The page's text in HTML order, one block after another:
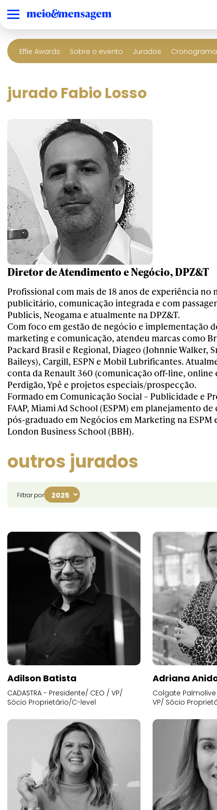
Effie Awards Sobre o evento Jurados
jurado Fabio Losso
Diretor de Atendimento e Negócio, DPZ&T
Profissional com mais de 18 anos de experiência no
publicitário, comunicação integrada e com
Publicis, Neogama e atualmente na DPZ&T.
Com foco em gestão de negócio e implementação
marketing e comunicação, atendeu marcas como
Packard Brasil e Regional, Diageo (Johnnie Walker,
Baileys), Cargill, ESPN e Mobil Lubrificantes.
conta da Renault 360 (comunicação off-line, online
Perdigão, Ypê e projetos especiais/prospecção.
Formado em Comunicação Social – Publicidade e
FAAP, Miami Ad School (ESPM) em planejamento
pós-graduado em Negócios em Marketing na ESPM
London Business School (BBH).
outros jurados
Filtrar por
Adilson Batista
CADASTRA - Presidente/ CEO / VP/
Sócio Proprietário/C-level
Adriana
Colgate
VP/ Sócio